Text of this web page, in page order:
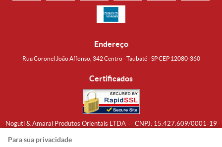
Endereço
Rua Coronel João Affonso, 342 Centro - Taubaté - SP CEP 12080-360
Certificados
Noguti & Amaral Produtos Orientais LTDA CNPJ: 15.427.609/0001-19
Para sua privacidade